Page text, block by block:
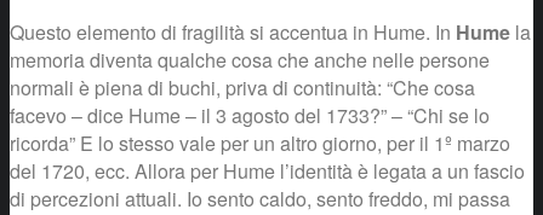
Questo elemento di fragilità si accentua in Hume. In Hume la
memoria diventa qualche cosa che anche nelle persone
normali è piena di buchi, priva di continuità: “Che cosa
facevo – dice Hume – il 3 agosto del 1733?” – “Chi se lo
ricorda” E lo stesso vale per un altro giorno, per il 1º marzo
del 1720, ecc. Allora per Hume l’identità è legata a un fascio
di percezioni attuali. Io sento caldo, sento freddo, mi passa